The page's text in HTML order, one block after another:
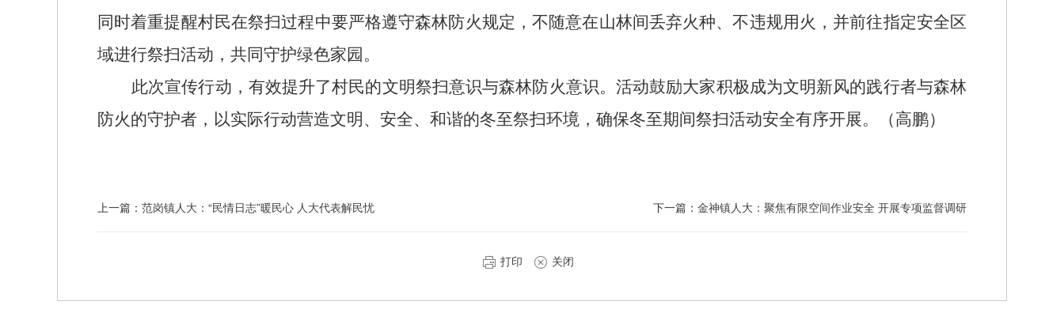
同时着重提醒村民在祭扫过程中要严格遵守森林防火规定，不随意在山林间丢弃火种、不违规用火，并前往指定安全区
域进行祭扫活动，共同守护绿色家园。
此次宣传行动，有效提升了村民的文明祭扫意识与森林防火意识。活动鼓励大家积极成为文明新风的践行者与森林
防火的守护者，以实际行动营造文明、安全、和谐的冬至祭扫环境，确保冬至期间祭扫活动安全有序开展。
（高鹏）
上一篇： 范岗镇人大：“民情日志”暖民心 人大代表解民忧 下一篇： 金神镇人大：聚焦有限空间作业安全 开展专项监督调研
打印 关闭